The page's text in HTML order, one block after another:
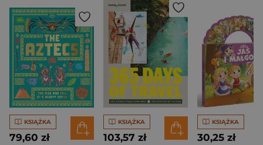
KSIĄŻKA
79,60 zł
KSIĄŻKA
103,57 zł
KSIĄŻKA
30,25 zł